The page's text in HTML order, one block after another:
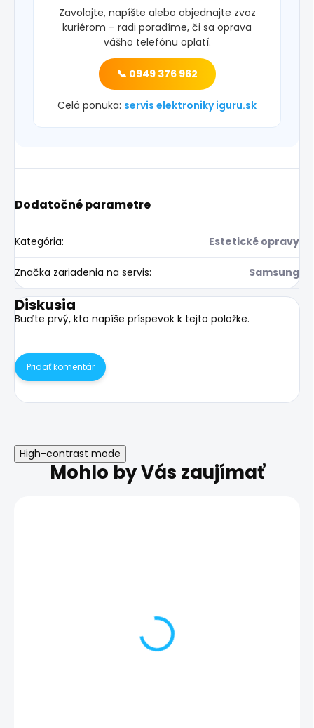
Zavolajte, napíšte alebo objednajte zvoz
kuriérom – radi poradíme, či sa oprava
vášho telefónu oplatí.
📞 0949 376 962
Celá ponuka: servis elektroniky iguru.sk
Dodatočné parametre
Kategória: Estetické opravy
Značka zariadenia na servis: Samsung
Diskusia
Buďte prvý, kto napíše príspevok k tejto položke.
Pridať komentár
High-contrast mode
Mohlo by Vás zaujímať
Výmena zadného skla |